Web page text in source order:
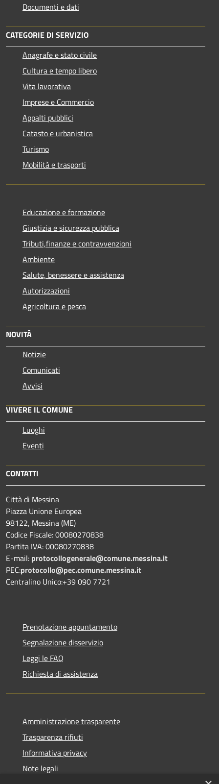
Documenti e dati
CATEGORIE DI SERVIZIO
Anagrafe e stato civile
Cultura e tempo libero
Vita lavorativa
Imprese e Commercio
Appalti pubblici
Catasto e urbanistica
Turismo
Mobilità e trasporti
Educazione e formazione
Giustizia e sicurezza pubblica
Tributi,finanze e contravvenzioni
Ambiente
Salute, benessere e assistenza
Autorizzazioni
Agricoltura e pesca
NOVITÀ
Notizie
Comunicati
Avvisi
VIVERE IL COMUNE
Luoghi
Eventi
CONTATTI
Città di Messina
Piazza Unione Europea
98122, Messina (ME)
Codice Fiscale: 00080270838
Partita IVA: 00080270838
E-mail: protocollogenerale@comune.messina.it
PEC:protocollo@pec.comune.messina.it
Centralino Unico:+39 090 7721
Prenotazione appuntamento
Segnalazione disservizio
Leggi le FAQ
Richiesta di assistenza
Amministrazione trasparente
Trasparenza rifiuti
Informativa privacy
Note legali